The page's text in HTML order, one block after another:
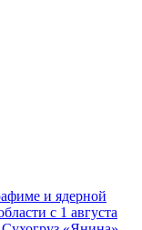
и ядерной
с 1 августа